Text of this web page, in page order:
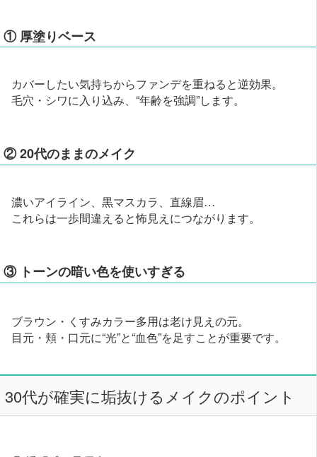
① 厚塗りベース
カバーしたい気持ちからファンデを重ねると逆効果。
毛穴・シワに入り込み、“年齢を強調”します。
② 20代のままのメイク
濃いアイライン、黒マスカラ、直線眉…
これらは一歩間違えると怖見えにつながります。
③ トーンの暗い色を使いすぎる
ブラウン・くすみカラー多用は老け見えの元。
目元・頬・口元に“光”と“血色”を足すことが重要です。
30代が確実に垢抜けるメイクのポイント